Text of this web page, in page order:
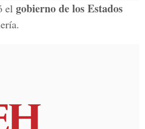
el gobierno de los Estados